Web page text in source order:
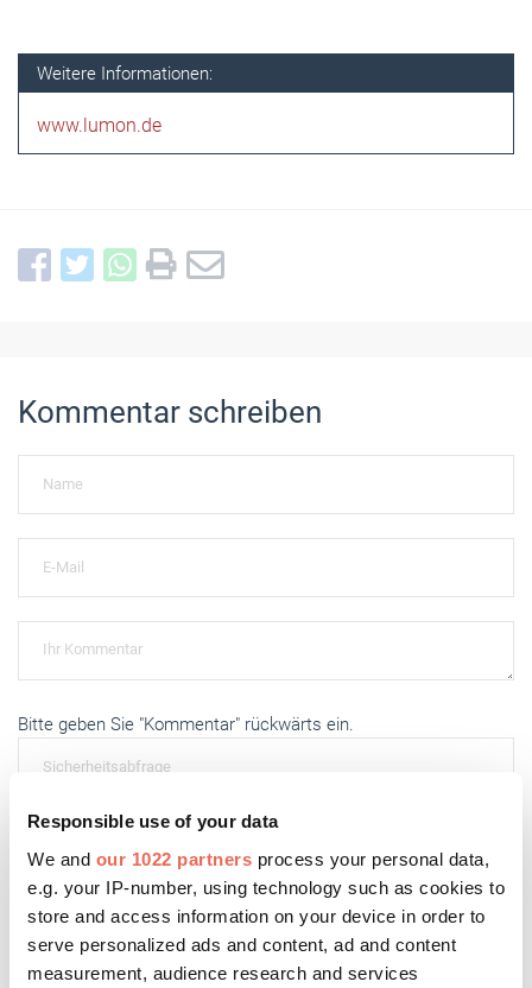
Responsible use of your data
We and our 1022 partners process your personal data,
e.g. your IP-number, using technology such as cookies to
store and access information on your device in order to
serve personalized ads and content, ad and content
measurement, audience research and services
Weitere Informationen:
www.lumon.de
Kommentar schreiben
Bitte geben Sie "Kommentar" rückwärts ein.
Absenden